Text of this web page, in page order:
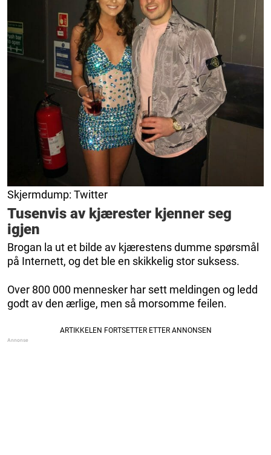
Skjermdump: Twitter
Tusenvis av kjærester kjenner seg
igjen
Brogan la ut et bilde av kjærestens dumme spørsmål
på Internett, og det ble en skikkelig stor suksess.
Over 800 000 mennesker har sett meldingen og ledd
godt av den ærlige, men så morsomme feilen.